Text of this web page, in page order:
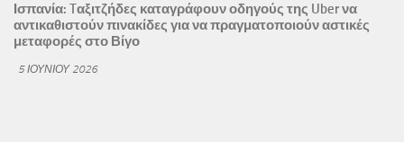
Ισπανία: Tαξιτζήδες καταγράφουν οδηγούς της Uber να
αντικαθιστούν πινακίδες για να πραγματοποιούν αστικές
μεταφορές στο Βίγο
5 ΙΟΥΝΊΟΥ 2026